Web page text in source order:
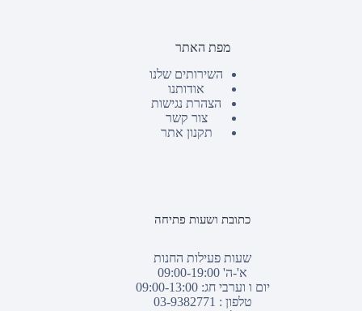
מפת האתר
השירותים שלנו
אודותנו
הצהרת נגישות
צור קשר
תקנון אתר
כתובת ושעות פתיחה
שעות פעילות החנות
א'-ה' 09:00-19:00
יום ו וערבי חג: 09:00-13:00
טלפון : 03-9382771